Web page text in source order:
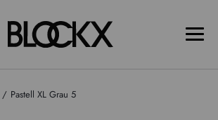
Pastell XL Grau 5